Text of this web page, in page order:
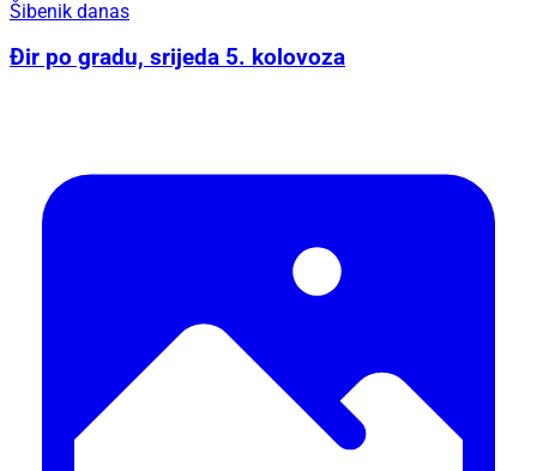
Šibenik danas
Đir po gradu, srijeda 5. kolovoza